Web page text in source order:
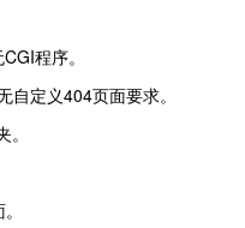
程序。
定义404页面要求。